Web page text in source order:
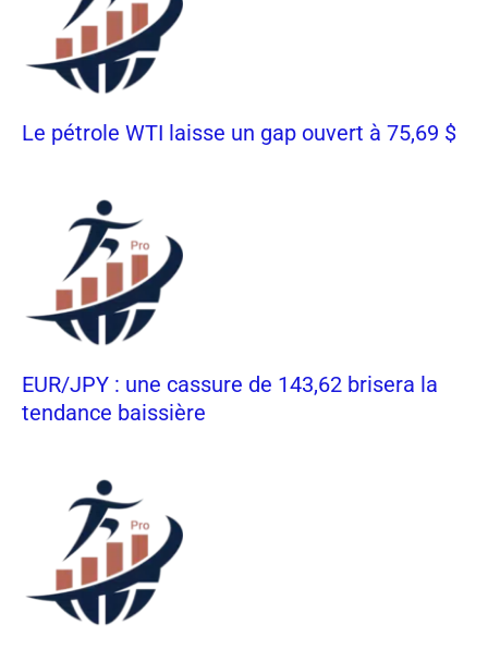
Le pétrole WTI laisse un gap ouvert à 75,69 $
EUR/JPY : une cassure de 143,62 brisera la
tendance baissière